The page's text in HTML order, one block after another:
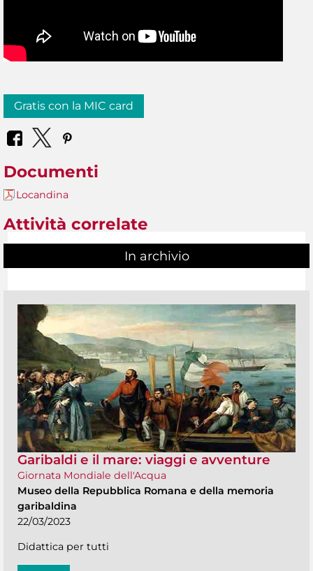
Gratis con la MIC card
Documenti
Locandina
Attività correlate
In archivio
Garibaldi e il mare: viaggi e avventure
Giornata Mondiale dell'Acqua
Museo della Repubblica Romana e della memoria
garibaldina
22/03/2023
Didattica per tutti